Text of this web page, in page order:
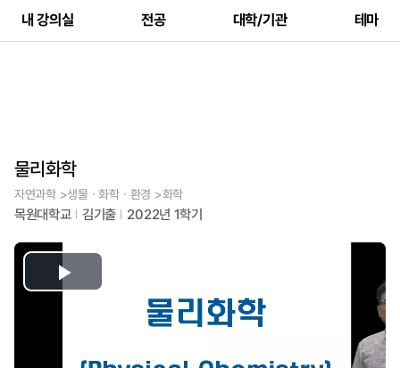
내 강의실 전공 대학/기관 테마
물리화학
자연과학 >생물ㆍ화학ㆍ환경 >화학
목원대학교 김기출 2022년 1학기
Play